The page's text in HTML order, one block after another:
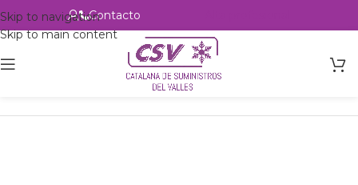
Skip to navigation
Skip to main content
Contacto
Intercambio